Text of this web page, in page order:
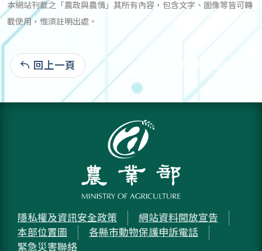
本網站刊載之「農政與農情」其所有內容，包含文字、圖像等皆可轉
載使用，惟須註明出處。
回上一頁 105-12-19:4,825
隱私權及資訊安全政策
網站資料開放宣告
本部位置圖
各縣市動物保護申訴電話
緊急災害聯絡